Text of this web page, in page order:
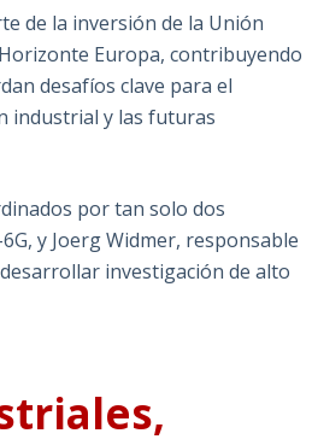
de la inversión de la Unión
Europa, contribuyendo
desafíos clave para el
industrial y las futuras
por tan solo dos
y Joerg Widmer, responsable
investigación de alto